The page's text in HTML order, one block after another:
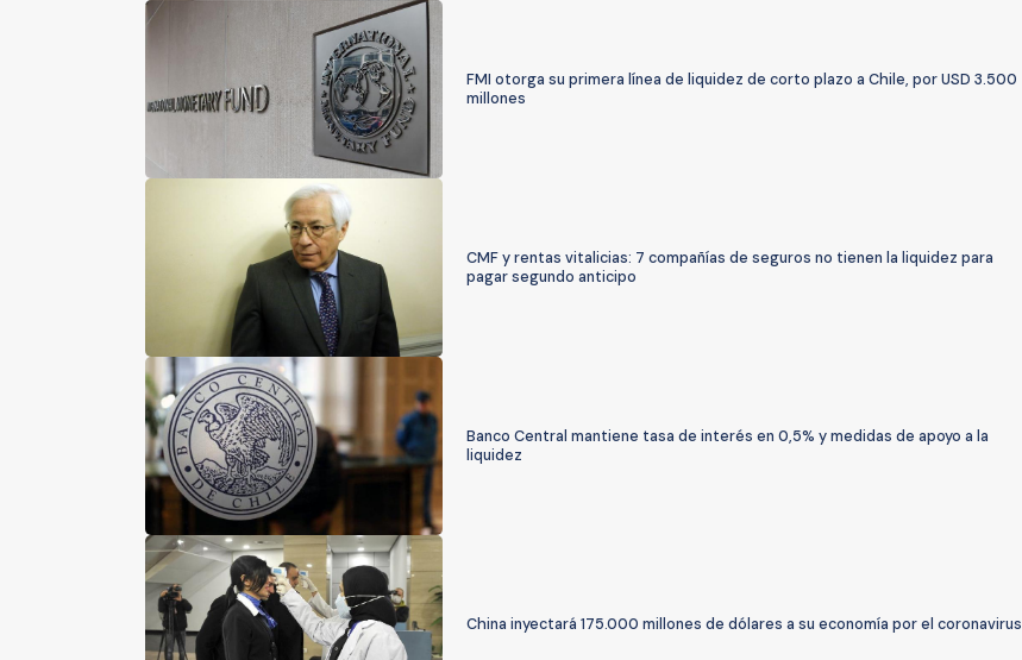
FMI otorga su primera línea de liquidez de corto plazo a Chile, por USD 3.500
millones
CMF y rentas vitalicias: 7 compañías de seguros no tienen la liquidez para
pagar segundo anticipo
Banco Central mantiene tasa de interés en 0,5% y medidas de apoyo a la
liquidez
China inyectará 175.000 millones de dólares a su economía por el coronavirus